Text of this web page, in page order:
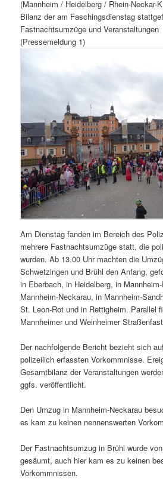
(Mannheim / Heidelberg / Rhein-Neckar-
Bilanz der am Faschingsdienstag
Fastnachtsumzüge und Veranstaltungen
(Pressemeldung 1)
Am Dienstag fanden im Bereich des
mehrere Fastnachtsumzüge statt, die
wurden. Ab 13.00 Uhr machten die
Schwetzingen und Brühl den Anfang,
in Eberbach, in Heidelberg, in
Mannheim-Neckarau, in Mannheim-
St. Leon-Rot und in Rettigheim. Parallel
Mannheimer und Weinheimer
Der nachfolgende Bericht bezieht sich
polizeilich erfassten Vorkommnisse.
Gesamtbilanz der Veranstaltungen
ggfs. veröffentlicht.
Den Umzug in Mannheim-Neckarau
es kam zu keinen nennenswerten
Der Fastnachtsumzug in Brühl wurde
gesäumt, auch hier kam es zu keinen
Vorkommnissen.